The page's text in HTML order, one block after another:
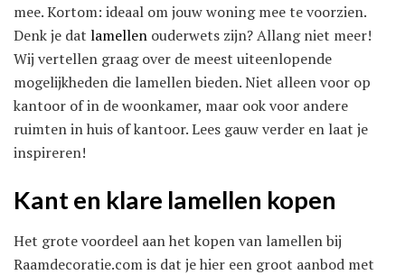
mee. Kortom: ideaal om jouw woning mee te voorzien.
Denk je dat lamellen ouderwets zijn? Allang niet meer!
Wij vertellen graag over de meest uiteenlopende
mogelijkheden die lamellen bieden. Niet alleen voor op
kantoor of in de woonkamer, maar ook voor andere
ruimten in huis of kantoor. Lees gauw verder en laat je
inspireren!
Kant en klare lamellen kopen
Het grote voordeel aan het kopen van lamellen bij
Raamdecoratie.com is dat je hier een groot aanbod met